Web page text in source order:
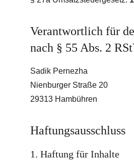
Verantwortlich für
nach § 55 Abs. 2
Sadik Pernezha
Nienburger Straße 20
29313 Hambühren
Haftungsausschluss
1. Haftung für Inhalte